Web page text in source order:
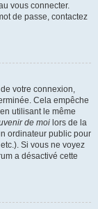
vous connecter.
de passe, contactez
de votre connexion,
Cela empêche
utilisant le même
de moi lors de la
ordinateur public pour
Si vous ne voyez
a désactivé cette